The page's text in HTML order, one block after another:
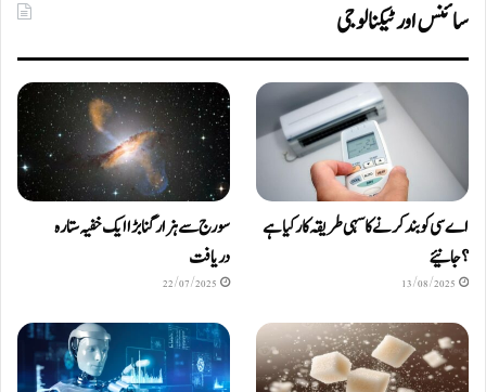
سائنس اور ٹیکنالوجی
اے سی کو بند کرنے کا سہی طریقہ کار کیا ہے
؟ جانیئے
13/08/2025
سورج سے ہزار گنا بڑا ایک خفیہ ستارہ
دریافت
22/07/2025